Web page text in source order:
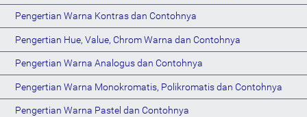
Pengertian Warna Kontras dan Contohnya
Pengertian Hue, Value, Chrom Warna dan Contohnya
Pengertian Warna Analogus dan Contohnya
Pengertian Warna Monokromatis, Polikromatis dan Contohnya
Pengertian Warna Pastel dan Contohnya